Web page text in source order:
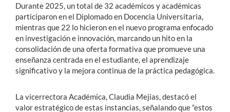
Durante 2025, un total de 32 académicos y académicas
participaron en el Diplomado en Docencia Universitaria,
mientras que 22 lo hicieron en el nuevo programa enfocado
en investigación e innovación, marcando un hito en la
consolidación de una oferta formativa que promueve una
enseñanza centrada en el estudiante, el aprendizaje
significativo y la mejora continua de la práctica pedagógica.
La vicerrectora Académica, Claudia Mejías, destacó el
valor estratégico de estas instancias, señalando que “estos